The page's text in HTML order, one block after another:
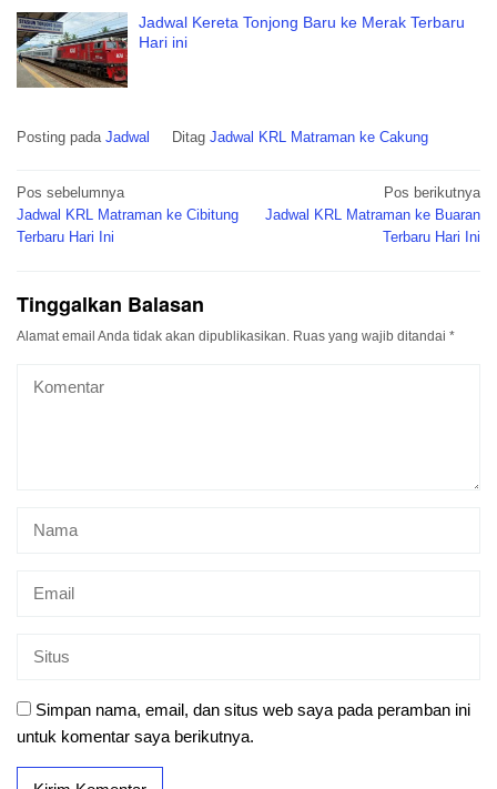
Jadwal Kereta Tonjong Baru ke Merak Terbaru
Hari ini
Posting pada Jadwal Ditag Jadwal KRL Matraman ke Cakung
Navigasi
pos
Pos sebelumnya
Jadwal KRL Matraman ke Cibitung
Terbaru Hari Ini
Pos berikutnya
Jadwal KRL Matraman ke Buaran
Terbaru Hari Ini
Tinggalkan Balasan
Alamat email Anda tidak akan dipublikasikan. Ruas yang wajib ditandai *
Simpan nama, email, dan situs web saya pada peramban ini
untuk komentar saya berikutnya.